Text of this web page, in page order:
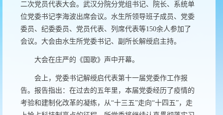
二次党员代表大会。武汉分院分党组书记、院长、系统单
位党委书记李海波出席会议。水生所领导班子成员、党委
委员、纪委委员、党员代表、列席代表等150余人参加了
会议。大会由水生所党委书记、副所长解绶启主持。
大会在庄严的《国歌》声中开幕。
会上，党委书记解绶启代表第十一届党委作工作报
告。报告指出：在过去的五年里，本届党委经历了疫情的
考验和建制化改革的凝练，从“十三五”走向“十四五”，走